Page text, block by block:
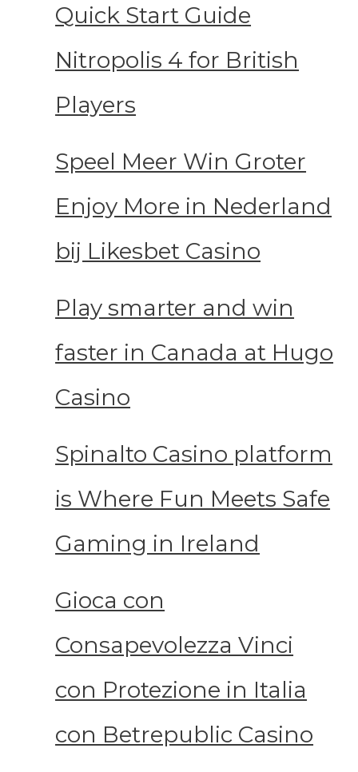
Quick Start Guide
Nitropolis 4 for British
Players
Speel Meer Win Groter
Enjoy More in Nederland
bij Likesbet Casino
Play smarter and win
faster in Canada at Hugo
Casino
Spinalto Casino platform
is Where Fun Meets Safe
Gaming in Ireland
Gioca con
Consapevolezza Vinci
con Protezione in Italia
con Betrepublic Casino